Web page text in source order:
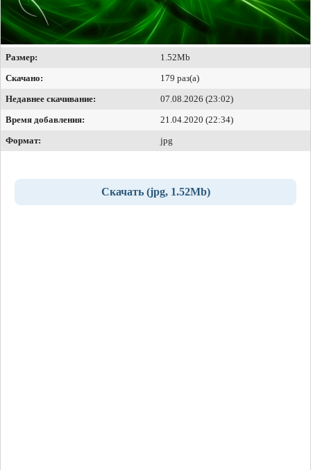
Размер:
1.52Mb
Скачано:
179 раз(а)
Недавнее скачивание:
07.08.2026 (23:02)
Время добавления:
21.04.2020 (22:34)
Формат:
jpg
Скачать (jpg, 1.52Mb)